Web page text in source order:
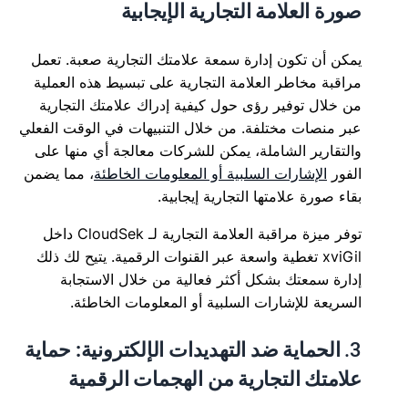
صورة العلامة التجارية الإيجابية
يمكن أن تكون إدارة سمعة علامتك التجارية صعبة. تعمل
مراقبة مخاطر العلامة التجارية على تبسيط هذه العملية
من خلال توفير رؤى حول كيفية إدراك علامتك التجارية
عبر منصات مختلفة. من خلال التنبيهات في الوقت الفعلي
والتقارير الشاملة، يمكن للشركات معالجة أي منها على
الفور الإشارات السلبية أو المعلومات الخاطئة، مما يضمن
بقاء صورة علامتها التجارية إيجابية.
توفر ميزة مراقبة العلامة التجارية لـ CloudSek داخل
xviGil تغطية واسعة عبر القنوات الرقمية. يتيح لك ذلك
إدارة سمعتك بشكل أكثر فعالية من خلال الاستجابة
السريعة للإشارات السلبية أو المعلومات الخاطئة.
3.
الحماية ضد التهديدات الإلكترونية: حماية
علامتك التجارية من الهجمات الرقمية